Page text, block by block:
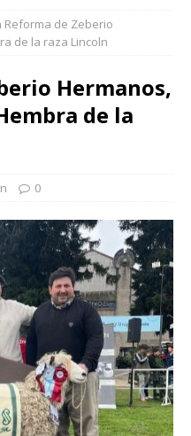
Reforma de Zeberio
de la raza Lincoln
Hermanos,
de la
0